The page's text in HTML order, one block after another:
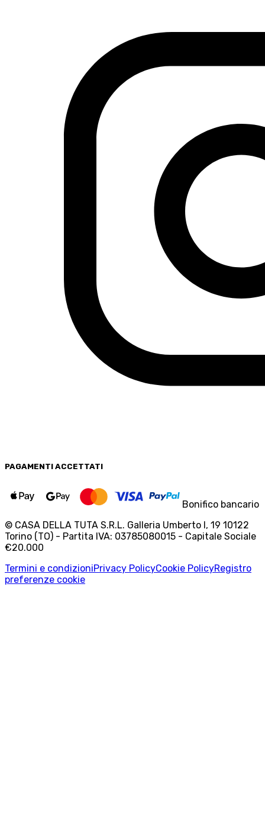
PAGAMENTI ACCETTATI
Bonifico bancario
© CASA DELLA TUTA S.R.L. Galleria Umberto I, 19 10122
Torino (TO) - Partita IVA: 03785080015 - Capitale Sociale
€20.000
Termini e condizioniPrivacy PolicyCookie PolicyRegistro
preferenze cookie